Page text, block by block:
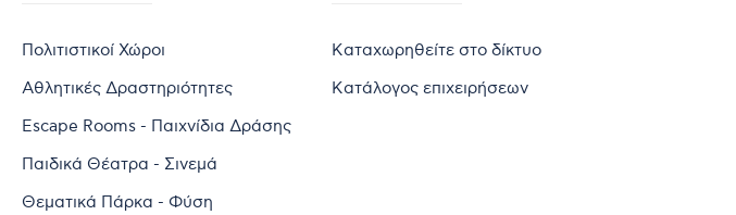
Πολιτιστικοί Χώροι
Αθλητικές Δραστηριότητες
Escape Rooms - Παιχνίδια Δράσης
Παιδικά Θέατρα - Σινεμά
Θεματικά Πάρκα - Φύση
Καταχωρηθείτε στο δίκτυο
Κατάλογος επιχειρήσεων